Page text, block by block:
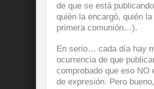
de que se está
quién la encargó, quién
primera comunión…).
En serio… cada día hay
ocurrencia de que
comprobado que eso
de expresión. Pero